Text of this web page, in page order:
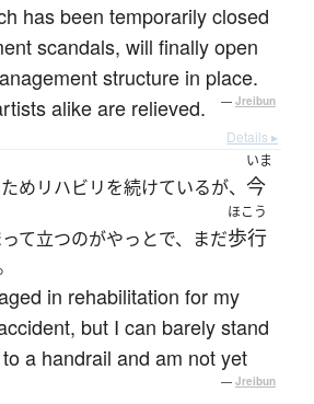
has been temporarily closed
scandals, will finally open
structure in place.
alike are relieved.
— Jreibun
Details ▸
めリハビリを続けているが、
いま
今
て立つのがやっとで、まだ
ほこう
歩行
in rehabilitation for my
but I can barely stand
a handrail and am not yet
— Jreibun